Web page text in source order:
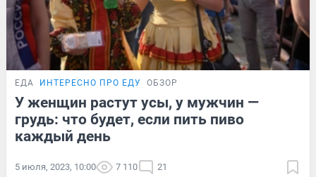
ЕДА ИНТЕРЕСНО ПРО ЕДУ ОБЗОР
У женщин растут усы, у мужчин —
грудь: что будет, если пить пиво
каждый день
5 июля, 2023, 10:00 7 110 21